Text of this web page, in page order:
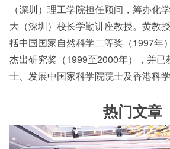
（深圳）理工学院担任顾问，筹办化
大（深圳）校长学勤讲座教授。黄教
括中国国家自然科学二等奖（1997年
杰出研究奖（1999至2000年），并已
士、发展中国家科学院院士及香港科学
热门文章